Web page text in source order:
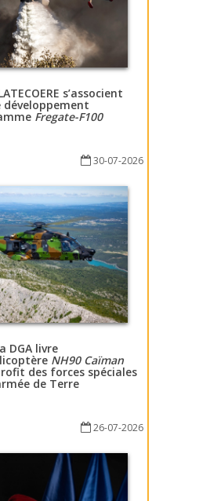
s’associent
développement
Fregate-F100
30-07-2026
DGA livre
NH90 Caïman
des forces spéciales
de Terre
26-07-2026